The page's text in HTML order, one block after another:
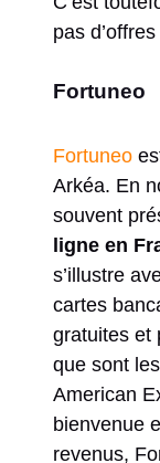
pas
Fortuneo
Fortuneo
Arkéa. En
souvent
ligne en
s’illustre
cartes
gratuites et
que sont
American
bienvenue
revenus,